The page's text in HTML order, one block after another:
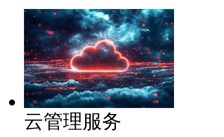
云管理服务